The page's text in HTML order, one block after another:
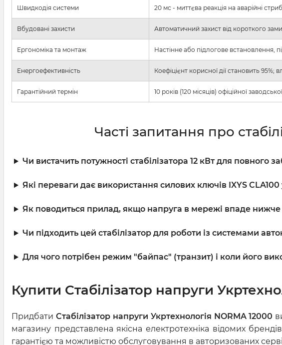
Швидкодія системи 20 мс - миттєва реакція на аварійні
Вбудовані захисти Автоматичний захист від короткого
Ергономіка та монтаж Настінне або підлогове
Енергоефективність Коефіцієнт корисної дії становить
Гарантійний термін 10 років (120 місяців) офіційної
Часті запитання про
Чи вистачить потужності стабілізатора 12 кВт для повного
Які переваги дає використання силових ключів IXYS CLA100
Як поводиться прилад, якщо напруга в мережі впаде нижче
Чи підходить цей стабілізатор для роботи із системами
Для чого потрібен режим "байпас" (транзит) і коли його
Купити Стабілізатор напруги
Придбати Стабілізатор напруги Укртехнологія NORMA 12000
магазину представлена якісна електротехніка відомих
гарантією та можливістю обслуговування в авторизованих